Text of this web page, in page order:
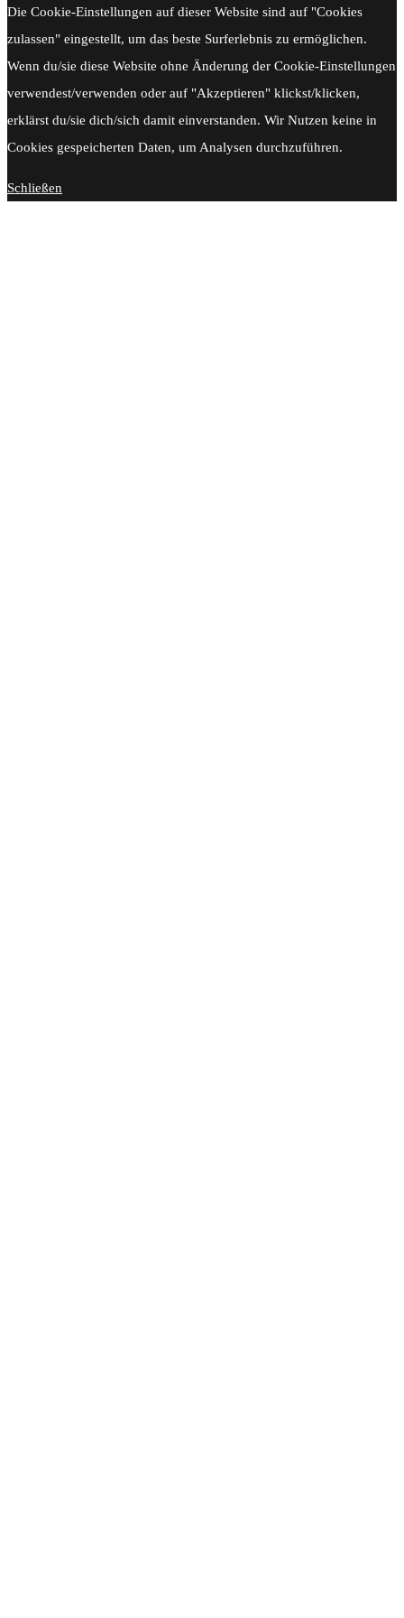
Die Cookie-Einstellungen auf dieser Website sind auf "Cookies
zulassen" eingestellt, um das beste Surferlebnis zu ermöglichen.
Wenn du/sie diese Website ohne Änderung der Cookie-Einstellungen
verwendest/verwenden oder auf "Akzeptieren" klickst/klicken,
erklärst du/sie dich/sich damit einverstanden. Wir Nutzen keine in
Cookies gespeicherten Daten, um Analysen durchzuführen.
Schließen